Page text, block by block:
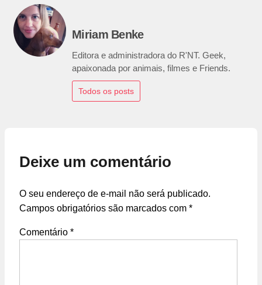
Miriam Benke
Editora e administradora do R'NT. Geek,
apaixonada por animais, filmes e Friends.
Todos os posts
Deixe um comentário
O seu endereço de e-mail não será publicado.
Campos obrigatórios são marcados com *
Comentário *